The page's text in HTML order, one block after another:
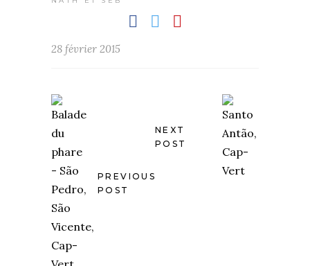
28 février 2015
PREVIOUS
POST
NEXT
POST